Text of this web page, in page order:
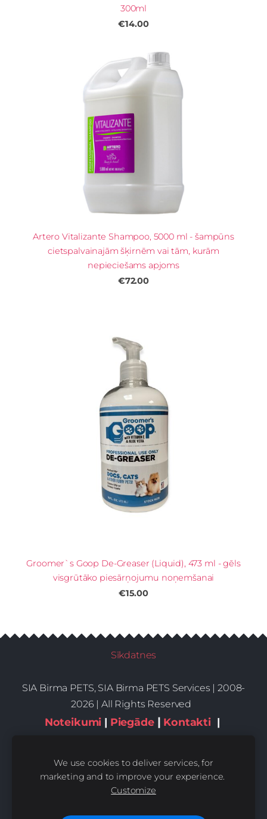
300ml
€14.00
Artero Vitalizante Shampoo, 5000 ml - šampūns
cietspalvainajām šķirnēm vai tām, kurām
nepieciešams apjoms
€72.00
Groomer`s Goop De-Greaser (Liquid), 473 ml - gēls
visgrūtāko piesārņojumu noņemšanai
€15.00
Sīkdatnes
SIA Birma PETS, SIA Birma PETS Services | 2008-
2026 | All Rights Reserved
Noteikumi | Piegāde | Kontakti|
We use cookies to deliver services, for
marketing and to improve your experience.
Customize